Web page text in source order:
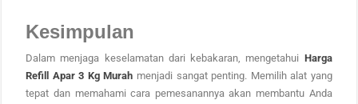
Kesimpulan
Dalam menjaga keselamatan dari kebakaran, mengetahui Harga
Refill Apar 3 Kg Murah menjadi sangat penting. Memilih alat yang
tepat dan memahami cara pemesanannya akan membantu Anda